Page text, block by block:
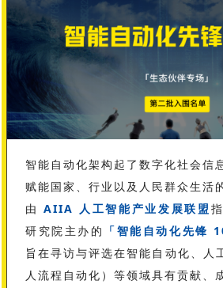
智能自动化架构起了数字化社会信
赋能国家、行业以及人民群众生活
由 AIIA 人工智能产业发展联盟
研究院主办的 「智能自动化先锋
旨在寻访与评选在智能自动化、人
人流程自动化）等领域具有贡献、